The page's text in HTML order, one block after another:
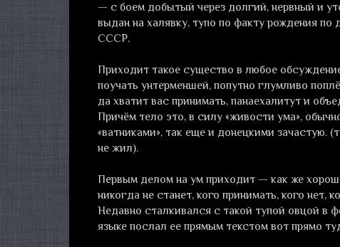
— с боем добытый через долгий, нервный и
выдан на халявку, тупо по факту рождения
СССР.
Приходит такое существо в любое
поучать унтерменшей, попутно глумливо
да хватит вас принимать, панаехалитут и
Причём тело это, в силу «живости ума»,
«ватниками», так еще и донецкими зачастую.
не жил).
Первым делом на ум приходит — как же
никогда не станет, кого принимать, кого нет,
Недавно сталкивался с такой тупой овцой в
языке послал ее прямым текстом вот прямо